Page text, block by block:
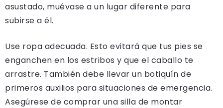
asustado, muévase a un lugar diferente para
subirse a él.
Use ropa adecuada. Esto evitará que tus pies se
enganchen en los estribos y que el caballo te
arrastre. También debe llevar un botiquín de
primeros auxilios para situaciones de emergencia.
Asegúrese de comprar una silla de montar